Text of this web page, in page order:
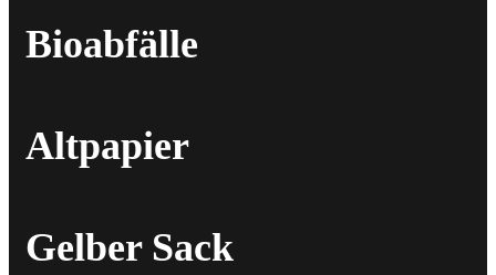
Bioabfälle
Altpapier
Gelber Sack